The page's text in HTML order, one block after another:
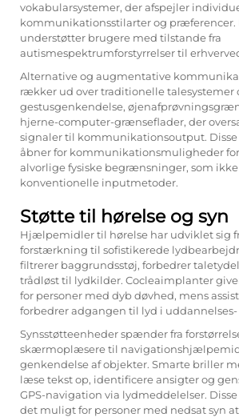
vokabularsystemer, der afspejler
kommunikationsstilarter og præferencer.
understøtter brugere med tilstande fra
autismespektrumforstyrrelser til
Alternative og augmentative
rækker ud over traditionelle talesystemer
gestusgenkendelse,
hjerne-computer-grænseflader, der
signaler til kommunikationsoutput.
åbner for kommunikationsmuligheder
alvorlige fysiske begrænsninger, som
konventionelle inputmetoder.
Støtte til hørelse og syn
Hjælpemidler til hørelse har udviklet sig
forstærkning til sofistikerede
filtrerer baggrundsstøj, forbedrer
trådløst til lydkilder. Cocleaimplanter
for personer med dyb døvhed, mens
forbedrer adgangen til lyd i
Synsstøtteenheder spænder fra
skærmoplæsere til
genkendelse af objekter. Smarte briller
læse tekst op, identificere ansigter og
GPS-navigation via lydmeddelelser.
det muligt for personer med nedsat syn